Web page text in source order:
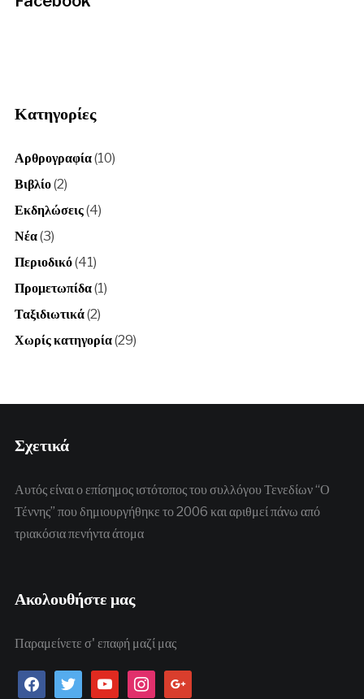
Κατηγορίες
Αρθρογραφία(10)
Βιβλίο(2)
Εκδηλώσεις(4)
Νέα(3)
Περιοδικό(41)
Προμετωπίδα(1)
Ταξιδιωτικά(2)
Χωρίς κατηγορία(29)
Σχετικά
Αυτός είναι ο επίσημος ιστότοπος του συλλόγου Τενεδίων “Ο
Τέννης” που δημιουργήθηκε το 2006 και αριθμεί πάνω από
τριακόσια πενήντα άτομα
Ακολουθήστε μας
Παραμείνετε σ' επαφή μαζί μας
facebooktwitteryoutubeinstagramgoogle